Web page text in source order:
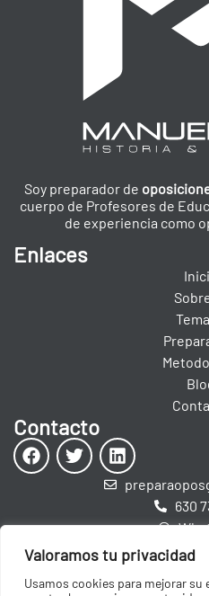
Valoramos tu privacidad
Usamos cookies para mejorar su
Soy preparador de
cuerpo de Profesores de
de experiencia como
Enlaces
Contacto
630
Política de Privacidad